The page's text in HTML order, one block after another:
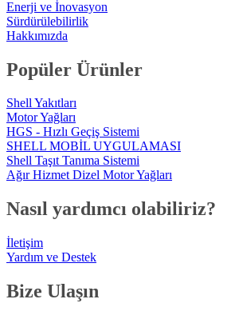
Enerji ve İnovasyon
Sürdürülebilirlik
Hakkımızda
Popüler Ürünler
Shell Yakıtları
Motor Yağları
HGS - Hızlı Geçiş Sistemi
SHELL MOBİL UYGULAMASI
Shell Taşıt Tanıma Sistemi
Ağır Hizmet Dizel Motor Yağları
Nasıl yardımcı olabiliriz?
İletişim
Yardım ve Destek
Bize Ulaşın